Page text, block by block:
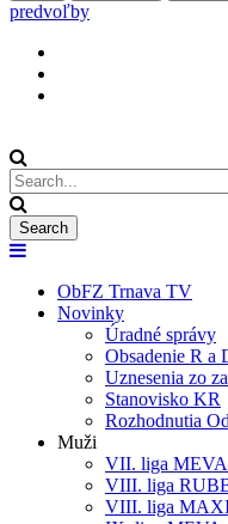
predvoľby
ObFZ Trnava TV
Novinky
Úradné správy
Obsadenie R a
Uznesenia zo
Stanovisko KR
Rozhodnutia
Muži
VII. liga MEVA
VIII. liga
VIII. liga